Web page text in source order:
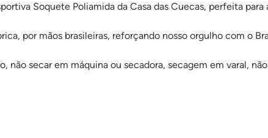
Soquete Poliamida da Casa das Cuecas, perfeita para
por mãos brasileiras, reforçando nosso orgulho com o
não secar em máquina ou secadora, secagem em varal, não